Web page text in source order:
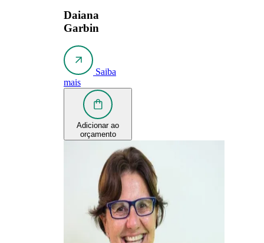
Daiana
Garbin
Saiba
mais
Adicionar ao
orçamento